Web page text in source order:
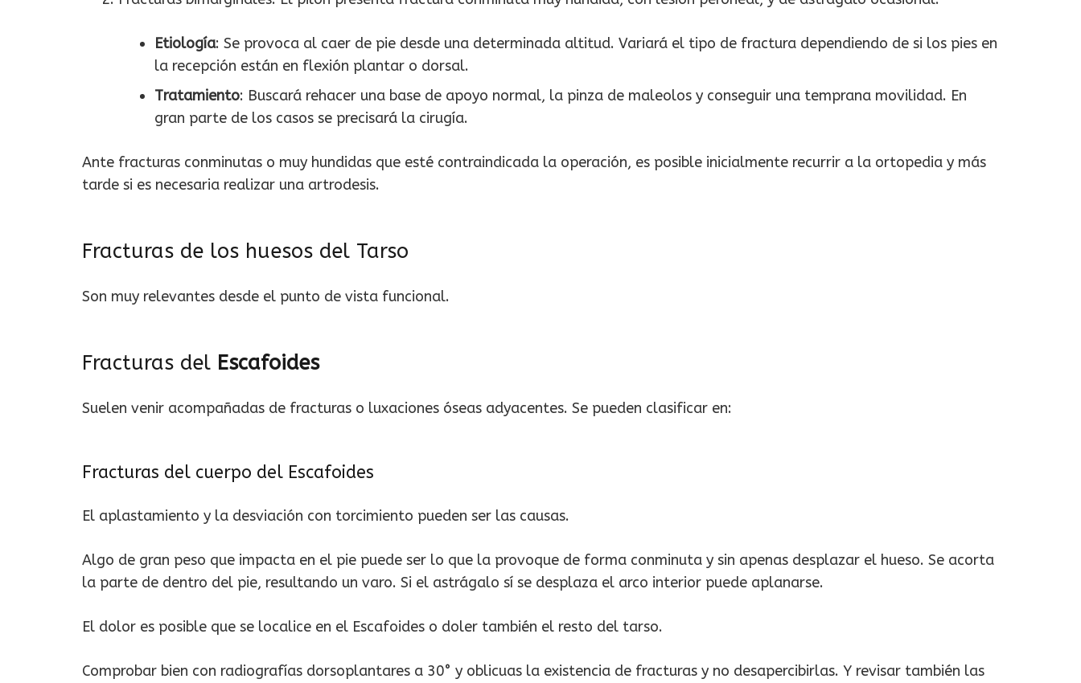
Etiología: Se provoca al caer de pie desde una determinada altitud. Variará el tipo de fractura dependiendo de si los pies en
la recepción están en flexión plantar o dorsal.
Tratamiento: Buscará rehacer una base de apoyo normal, la pinza de maleolos y conseguir una temprana movilidad. En
gran parte de los casos se precisará la cirugía.
Ante fracturas conminutas o muy hundidas que esté contraindicada la operación, es posible inicialmente recurrir a la ortopedia y más
tarde si es necesaria realizar una artrodesis.
Fracturas de los huesos del Tarso
Son muy relevantes desde el punto de vista funcional.
Fracturas del Escafoides
Suelen venir acompañadas de fracturas o luxaciones óseas adyacentes. Se pueden clasificar en:
Fracturas del cuerpo del Escafoides
El aplastamiento y la desviación con torcimiento pueden ser las causas.
Algo de gran peso que impacta en el pie puede ser lo que la provoque de forma conminuta y sin apenas desplazar el hueso. Se acorta
la parte de dentro del pie, resultando un varo. Si el astrágalo sí se desplaza el arco interior puede aplanarse.
El dolor es posible que se localice en el Escafoides o doler también el resto del tarso.
Comprobar bien con radiografías dorsoplantares a 30° y oblicuas la existencia de fracturas y no desapercibirlas. Y revisar también las